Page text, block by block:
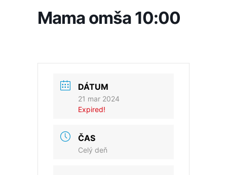
Mama omša 10:00
DÁTUM
21 mar 2024
Expired!
ČAS
Celý deň